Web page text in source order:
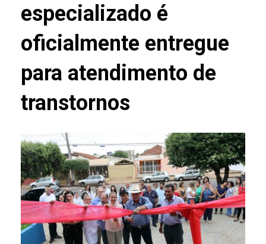
especializado é
oficialmente entregue
para atendimento de
transtornos